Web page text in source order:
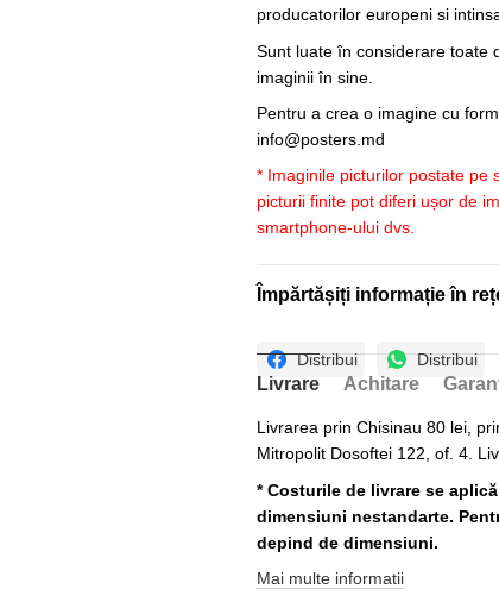
producatorilor europeni si
Sunt luate în considerare toate
imaginii în sine.
Pentru a crea o imagine cu
info@posters.md
* Imaginile picturilor postate pe
picturii finite pot diferi ușor de
smartphone-ului dvs.
Împărtășiți informație în
Distribui Distribui
Livrare Achitare
Livrarea prin Chisinau 80 lei,
Mitropolit Dosoftei 122, of. 4.
* Costurile de livrare se
dimensiuni nestandarte.
depind de dimensiuni.
Mai multe informatii